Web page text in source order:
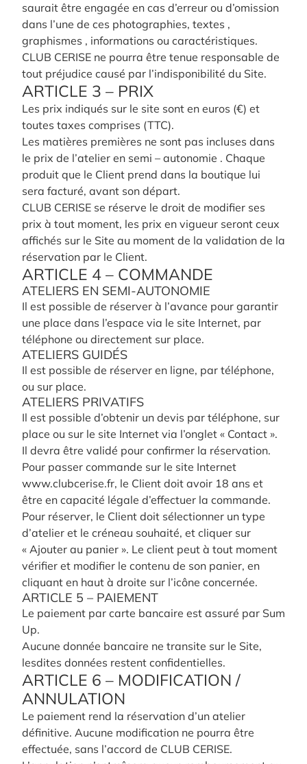
saurait être engagée en cas d’erreur ou d’omission
dans l’une de ces photographies, textes ,
graphismes , informations ou caractéristiques.
CLUB CERISE ne pourra être tenue responsable de
tout préjudice causé par l’indisponibilité du Site.
ARTICLE 3 – PRIX
Les prix indiqués sur le site sont en euros (€) et
toutes taxes comprises (TTC).
Les matières premières ne sont pas incluses dans
le prix de l’atelier en semi – autonomie . Chaque
produit que le Client prend dans la boutique lui
sera facturé, avant son départ.
CLUB CERISE se réserve le droit de modifier ses
prix à tout moment, les prix en vigueur seront ceux
affichés sur le Site au moment de la validation de la
réservation par le Client.
ARTICLE 4 – COMMANDE
ATELIERS EN SEMI-AUTONOMIE
Il est possible de réserver à l’avance pour garantir
une place dans l’espace via le site Internet, par
téléphone ou directement sur place.
ATELIERS GUIDÉS
Il est possible de réserver en ligne, par téléphone,
ou sur place.
ATELIERS PRIVATIFS
Il est possible d’obtenir un devis par téléphone, sur
place ou sur le site Internet via l’onglet « Contact ».
Il devra être validé pour confirmer la réservation.
Pour passer commande sur le site Internet
www.clubcerise.fr, le Client doit avoir 18 ans et
être en capacité légale d’effectuer la commande.
Pour réserver, le Client doit sélectionner un type
d’atelier et le créneau souhaité, et cliquer sur
« Ajouter au panier ». Le client peut à tout moment
vérifier et modifier le contenu de son panier, en
cliquant en haut à droite sur l’icône concernée.
ARTICLE 5 – PAIEMENT
Le paiement par carte bancaire est assuré par Sum
Up.
Aucune donnée bancaire ne transite sur le Site,
lesdites données restent confidentielles.
ARTICLE 6 – MODIFICATION /
ANNULATION
Le paiement rend la réservation d’un atelier
définitive. Aucune modification ne pourra être
effectuée, sans l’accord de CLUB CERISE.